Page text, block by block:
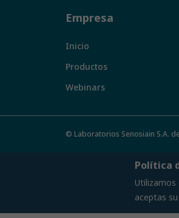
Empresa
Inicio
Productos
Webinars
© Laboratorios Senosiain S.A. de
Política
Utilizamos
aceptas su